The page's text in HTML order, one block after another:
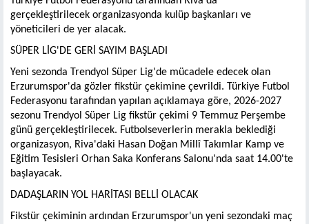
gerçekleştirilecek organizasyonda kulüp başkanları ve
yöneticileri de yer alacak.
SÜPER LİG'DE GERİ SAYIM BAŞLADI
Yeni sezonda Trendyol Süper Lig'de mücadele edecek olan
Erzurumspor'da gözler fikstür çekimine çevrildi. Türkiye Futbol
Federasyonu tarafından yapılan açıklamaya göre, 2026-2027
sezonu Trendyol Süper Lig fikstür çekimi 9 Temmuz Perşembe
günü gerçekleştirilecek. Futbolseverlerin merakla beklediği
organizasyon, Riva'daki Hasan Doğan Millî Takımlar Kamp ve
Eğitim Tesisleri Orhan Saka Konferans Salonu'nda saat 14.00'te
başlayacak.
DADAŞLARIN YOL HARİTASI BELLİ OLACAK
Fikstür çekiminin ardından Erzurumspor'un yeni sezondaki maç